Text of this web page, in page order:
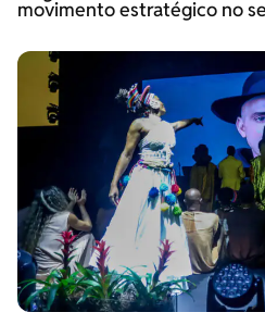
movimento estratégico no